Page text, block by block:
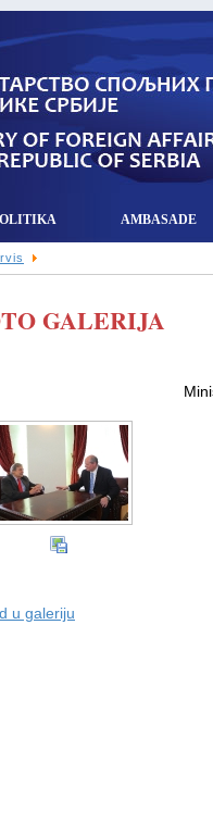
AMBASADE
GALERIJA
u galeriju